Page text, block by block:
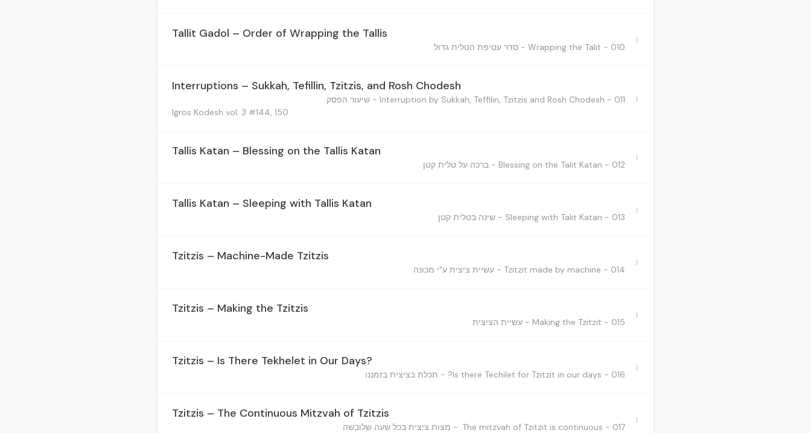
Tallit Gadol – Order of Wrapping the Tallis
010 - Wrapping the Talit - סדר עטיפת הטלית גדול ›
Interruptions – Sukkah, Tefillin, Tzitzis, and Rosh Chodesh
011 - Interruption by Sukkah, Teffilin, Tzitzis and Rosh Chodesh - שיעור הפסק
Igros Kodesh vol. 3 #144, 150
›
Tallis Katan – Blessing on the Tallis Katan
012 - Blessing on the Talit Katan - ברכה על טלית קטן ›
Tallis Katan – Sleeping with Tallis Katan
013 - Sleeping with Talit Katan - שינה בטלית קטן ›
Tzitzis – Machine-Made Tzitzis
014 - Tzitzit made by machine - עשיית ציצית ע"י מכונה ›
Tzitzis – Making the Tzitzis
015 - Making the Tzitzit - עשיית הציצית ›
Tzitzis – Is There Tekhelet in Our Days?
016 - Is there Techilet for Tzitzit in our days? - תכלת בציצית בזמננו ›
Tzitzis – The Continuous Mitzvah of Tzitzis
017 - The mitzvah of Tzitzit is continuous. - מצות ציצית בכל שעה שלובשה ›